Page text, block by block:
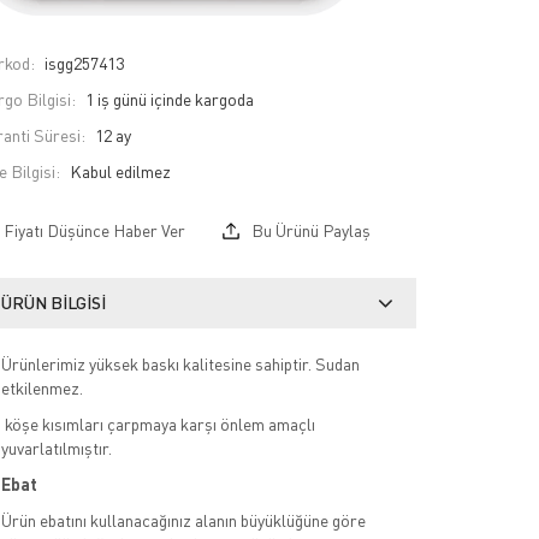
isgg257413
Bilgisi:
1 iş günü içinde kargoda
Süresi:
12 ay
Bilgisi:
Fiyatı Düşünce Haber Ver Bu Ürünü Paylaş
ÜRÜN BILGISI
Ürünlerimiz yüksek baskı kalitesine sahiptir. Sudan
etkilenmez.
köşe kısımları çarpmaya karşı önlem amaçlı
yuvarlatılmıştır.
Ebat
Ürün ebatını kullanacağınız alanın büyüklüğüne göre